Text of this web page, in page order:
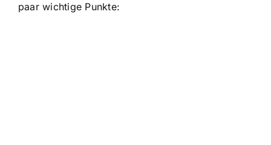
paar wichtige Punkte: